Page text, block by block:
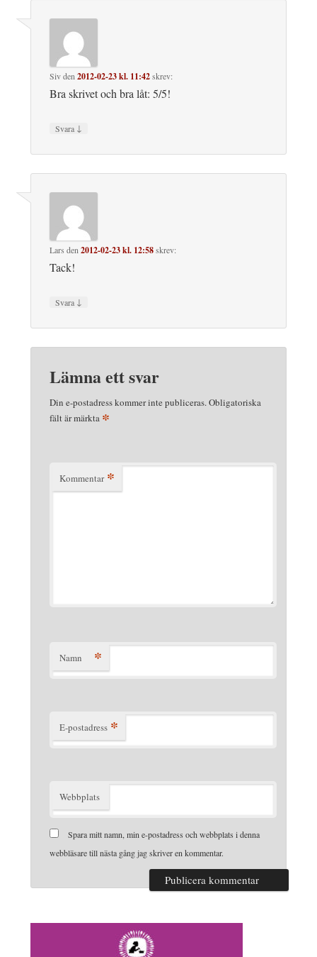
Sivden2012-02-23 kl. 11:42skrev:
Bra skrivet och bra låt: 5/5!
Svara ↓
Lars den2012-02-23 kl. 12:58skrev:
Tack!
Svara ↓
Lämna ett svar
Din e-postadress kommer inte publiceras.Obligatoriska
fält är märkta *
Kommentar *
Namn *
E-postadress *
Webbplats
Spara mitt namn, min e-postadress och webbplats i denna
webbläsare till nästa gång jag skriver en kommentar.